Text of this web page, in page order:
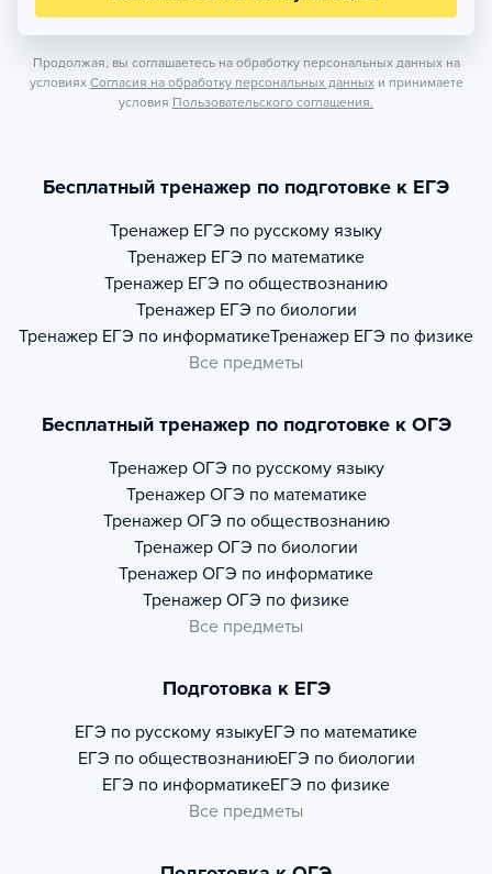
Продолжая, вы соглашаетесь на обработку персональных данных на
условиях Согласия на обработку персональных данных и принимаете
условия Пользовательского соглашения.
Бесплатный тренажер по подготовке к ЕГЭ
Тренажер ЕГЭ по русскому языку
Тренажер ЕГЭ по математике
Тренажер ЕГЭ по обществознанию
Тренажер ЕГЭ по биологии
Тренажер ЕГЭ по информатикеТренажер ЕГЭ по физике
Все предметы
Бесплатный тренажер по подготовке к ОГЭ
Тренажер ОГЭ по русскому языку
Тренажер ОГЭ по математике
Тренажер ОГЭ по обществознанию
Тренажер ОГЭ по биологии
Тренажер ОГЭ по информатике
Тренажер ОГЭ по физике
Все предметы
Подготовка к ЕГЭ
ЕГЭ по русскому языкуЕГЭ по математике
ЕГЭ по обществознаниюЕГЭ по биологии
ЕГЭ по информатикеЕГЭ по физике
Все предметы